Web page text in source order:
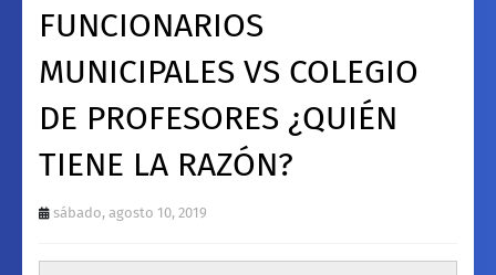
FUNCIONARIOS
MUNICIPALES VS COLEGIO
DE PROFESORES ¿QUIÉN
TIENE LA RAZÓN?
sábado, agosto 10, 2019